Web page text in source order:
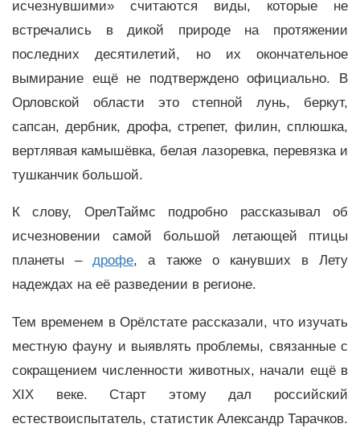
исчезнувшими» считаются виды, которые не
встречались в дикой природе на протяжении
последних десятилетий, но их окончательное
вымирание ещё не подтверждено официально. В
Орловской области это степной лунь, беркут,
сапсан, дербник, дрофа, стрепет, филин, сплюшка,
вертлявая камышёвка, белая лазоревка, перевязка и
тушканчик большой.
К слову, ОрелТаймс подробно рассказывал об
исчезновении самой большой летающей птицы
планеты –дрофе, а также о канувших в Лету
надеждах на её разведении в регионе.
Тем временем в Орёлстате рассказали, что изучать
местную фауну и выявлять проблемы, связанные с
сокращением численности животных, начали ещё в
XIX веке. Старт этому дал российский
естествоиспытатель, статистик Александр Тарачков.